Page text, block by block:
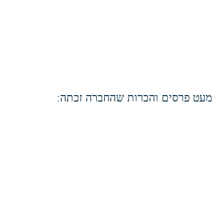
מעט פרסים והכרות שהחברה זכתה: